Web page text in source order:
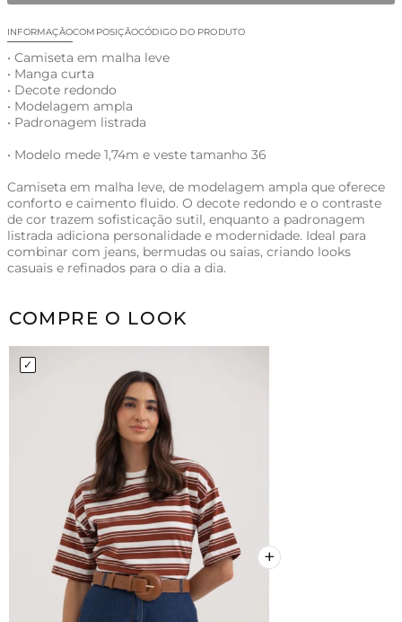
INFORMAÇÃOCOMPOSIÇÃOCÓDIGO DO PRODUTO
• Camiseta em malha leve
• Manga curta
• Decote redondo
• Modelagem ampla
• Padronagem listrada
• Modelo mede 1,74m e veste tamanho 36
Camiseta em malha leve, de modelagem ampla que oferece
conforto e caimento fluido. O decote redondo e o contraste
de cor trazem sofisticação sutil, enquanto a padronagem
listrada adiciona personalidade e modernidade. Ideal para
combinar com jeans, bermudas ou saias, criando looks
casuais e refinados para o dia a dia.
COMPRE O LOOK
+
+